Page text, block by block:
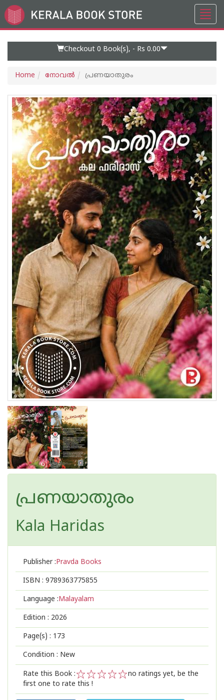
Go
to
Checkout 0 Book(s), - Rs 0.00
Home നോവല്‍ പ്രണയാതുരം
പ്രണയാതുരം
Kala Haridas
Publisher :Pravda Books
ISBN : 9789363775855
Language :Malayalam
Edition : 2026
Page(s) : 173
Condition : New
Rate this Book :
2
1
no ratings yet, be the
first one to rate this !